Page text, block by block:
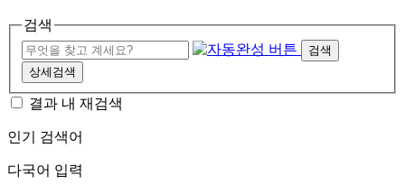
검색
검색
상세검색
결과 내 재검색
인기 검색어
다국어 입력